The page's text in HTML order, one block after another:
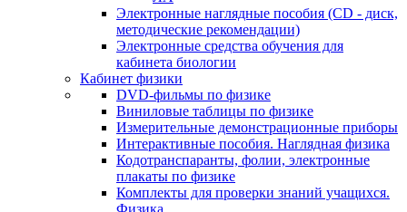
Электронные наглядные пособия (CD - диск,
методические рекомендации)
Электронные средства обучения для
кабинета биологии
Кабинет физики
DVD-фильмы по физике
Виниловые таблицы по физике
Измерительные демонстрационные приборы
Интерактивные пособия. Наглядная физика
Кодотранспаранты, фолии, электронные
плакаты по физике
Комплекты для проверки знаний учащихся.
Физика